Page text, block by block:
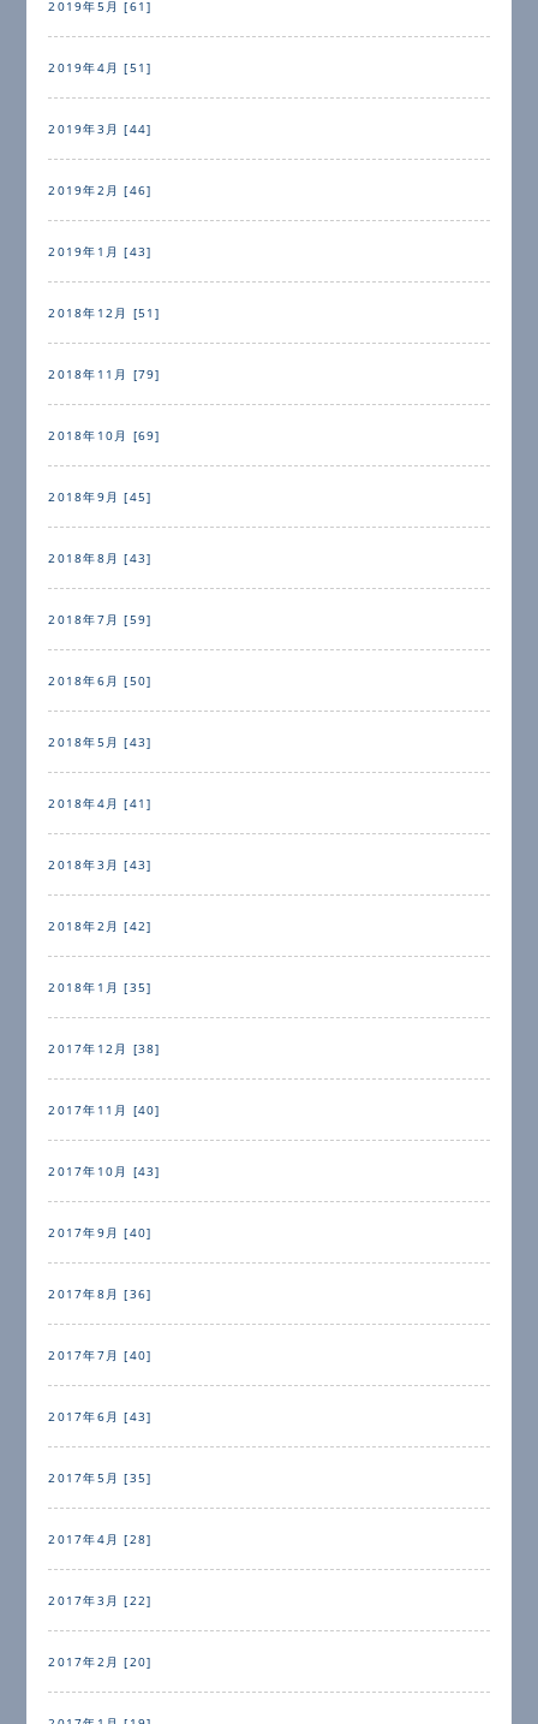
2019年5月 [61]
2019年4月 [51]
2019年3月 [44]
2019年2月 [46]
2019年1月 [43]
2018年12月 [51]
2018年11月 [79]
2018年10月 [69]
2018年9月 [45]
2018年8月 [43]
2018年7月 [59]
2018年6月 [50]
2018年5月 [43]
2018年4月 [41]
2018年3月 [43]
2018年2月 [42]
2018年1月 [35]
2017年12月 [38]
2017年11月 [40]
2017年10月 [43]
2017年9月 [40]
2017年8月 [36]
2017年7月 [40]
2017年6月 [43]
2017年5月 [35]
2017年4月 [28]
2017年3月 [22]
2017年2月 [20]